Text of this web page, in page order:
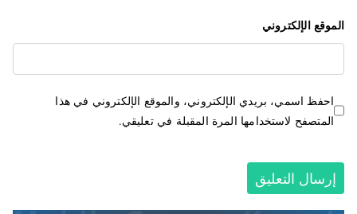
الموقع الإلكتروني
احفظ اسمي، بريدي الإلكتروني، والموقع الإلكتروني في هذا
المتصفح لاستخدامها المرة المقبلة في تعليقي.